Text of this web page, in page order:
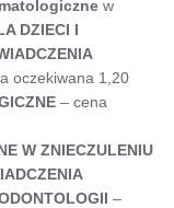
w
DZIECI I
oczekiwana 1,20
– cena
W ZNIECZULENIU
–